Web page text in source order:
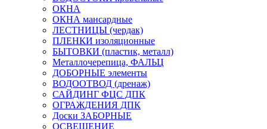
ОКНА
ОКНА мансардные
ЛЕСТНИЦЫ (чердак)
ПЛЕНКИ изоляционные
БЫТОВКИ (пластик, металл)
Металлочерепица, ФАЛЬЦ
ДОБОРНЫЕ элементы
ВОДООТВОД (дренаж)
САЙДИНГ ФЦС ДПК
ОГРАЖДЕНИЯ ДПК
Доски ЗАБОРНЫЕ
ОСВЕЩЕНИЕ